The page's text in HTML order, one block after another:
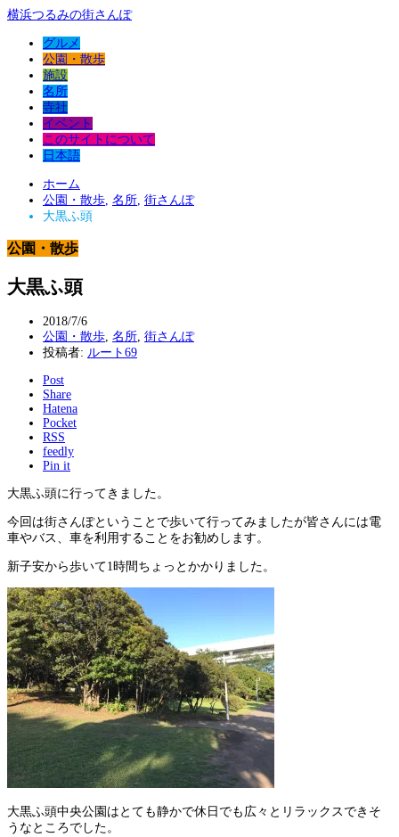
横浜つるみの街さんぽ
グルメ
公園・散歩
施設
名所
寺社
イベント
このサイトについて
日本語
ホーム
公園・散歩, 名所, 街さんぽ
大黒ふ頭
公園・散歩
大黒ふ頭
2018/7/6
公園・散歩, 名所, 街さんぽ
投稿者: ルート69
Post
Share
Hatena
Pocket
RSS
feedly
Pin it
大黒ふ頭に行ってきました。
今回は街さんぽということで歩いて行ってみましたが皆さんには電
車やバス、車を利用することをお勧めします。
新子安から歩いて1時間ちょっとかかりました。
大黒ふ頭中央公園はとても静かで休日でも広々とリラックスできそ
うなところでした。